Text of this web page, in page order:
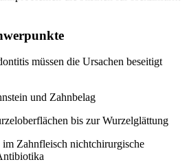
müssen die Ursachen beseitigt
und Zahnbelag
bis zur Wurzelglättung
im Zahnfleisch nichtchirurgische